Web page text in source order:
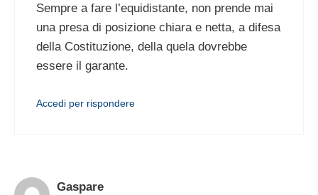
Sempre a fare l’equidistante, non prende mai
una presa di posizione chiara e netta, a difesa
della Costituzione, della quela dovrebbe
essere il garante.
Accedi per rispondere
Gaspare